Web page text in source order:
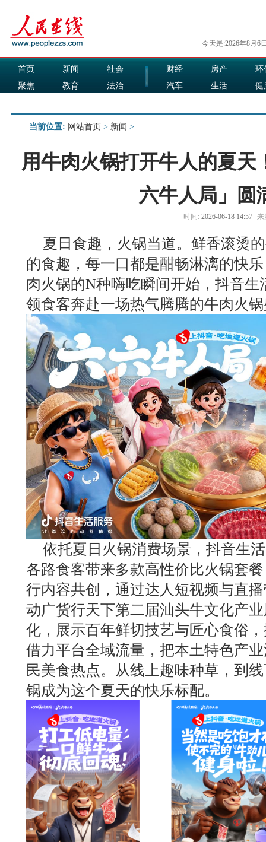
今天是:2026年8月6
首页 新闻
社会
聚焦
教育
法治
财经 房产
环
汽车
生活
健
当前位置: 网站首页 > 新闻 >
用牛肉火锅打开牛人的夏天
六牛人局」圆
时间: 2026-06-18 14:57 来
夏日食趣，火锅当道。鲜香滚烫
的食趣，每一口都是酣畅淋漓的快
肉火锅的N种嗨吃瞬间开始，抖音
领食客奔赴一场热气腾腾的牛肉火
依托夏日火锅消费场景，抖音生
各路食客带来多款高性价比火锅套
行内容共创，通过达人短视频与直
动广货行天下第二届汕头牛文化产
化，展示百年鲜切技艺与匠心食俗
借力平台全域流量，把本土特色产
民美食热点。从线上趣味种草，到
锅成为这个夏天的快乐标配。